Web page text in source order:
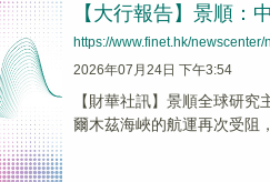
【大行報告】景順：
https://www.finet.hk/
2026年07月24日 下午3:54
【財華社訊】景順全球研
爾木茲海峽的航運再次受阻